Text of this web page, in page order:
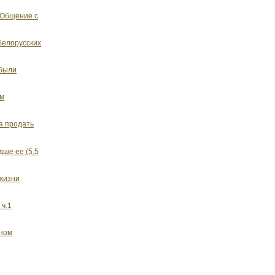
Общение с
продать
ее (5.5